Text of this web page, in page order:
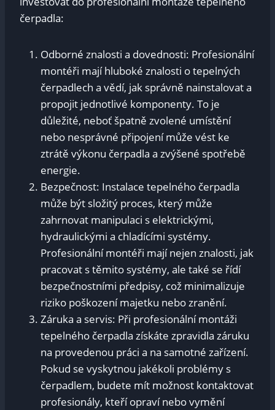
čerpadla:
Odborné znalosti a dovednosti: Profesionální
montéři mají hluboké znalosti o tepelných
čerpadlech a vědí, jak správně nainstalovat a
propojit jednotlivé komponenty. To je
důležité, neboť špatně zvolené umístění
nebo nesprávné připojení může vést ke
ztrátě výkonu čerpadla a zvýšené spotřebě
energie.
Bezpečnost: Instalace tepelného čerpadla
může být složitý proces, který může
zahrnovat manipulaci s elektrickými,
hydraulickými a chladícími systémy.
Profesionální montéři mají nejen znalosti, jak
pracovat s těmito systémy, ale také se řídí
bezpečnostními předpisy, což minimalizuje
riziko poškození majetku nebo zranění.
Záruka a servis: Při profesionální montáži
tepelného čerpadla získáte zpravidla záruku
na provedenou práci a na samotné zařízení.
Pokud se vyskytnou jakékoli problémy s
čerpadlem, budete mít možnost kontaktovat
profesionály, kteří opraví nebo vymění